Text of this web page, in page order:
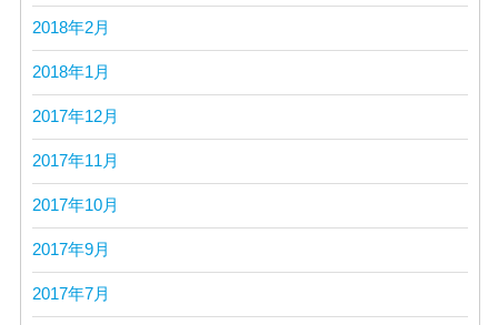
2018年2月
2018年1月
2017年12月
2017年11月
2017年10月
2017年9月
2017年7月